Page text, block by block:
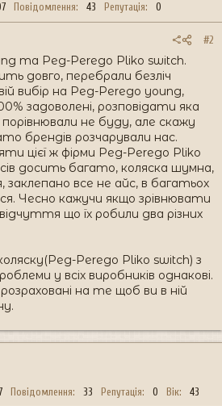
Повідомлення 43 Репутація 0
#2
та Peg-Perego Pliko switch.
довго, перебрали безліч
вибір на Peg-Perego young,
задоволені, розповідати яка
порівнювали не буду, але скажу
брендів розчарували нас.
цієї ж фірми Peg-Perego Pliko
досить багато, коляска шумна,
заклепано все не айс, в багатьох
Чесно кажучи якщо зрівнювати
що їх робили два різних
Perego Pliko switch) з
у всіх виробників однакові.
на те щоб ви в ній
Повідомлення 33 Репутація 0 Вік 43